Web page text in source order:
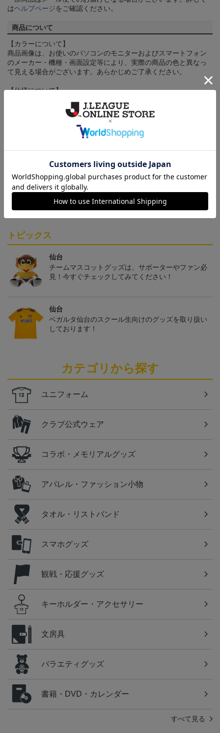
はヘルプページをご確認ください。
商品について
【カラーについて】
商品画像は、お使いのパソコンのモニターおよびスマートフォン
のメーカー・機種・画面設定等により、実際の商品の色と異なっ
て見える場合がございます。あらかじめご了承ください。
【仕様について】
告なく変更になることがございます。
ギフト対応について
ヘルプページ
トピックス
仙台
チームマスコットグッズは、サポーターやファン必
見！今すぐチェックしてみてください！
仙台
ベガルタ仙台のスクール生向けのグッズを取り扱い
しております！
カテゴリから探す
ユニフォーム
クラブ公式ウェア
コラボ・メモリアルグッズ
アパレル・ファッション小物
タオル・リストバンド
スマホグッズ
観戦・応援グッズ
キーホルダー・アクセサリー
文房具
バラエティグッズ
書籍・DVD・カレンダー
すべて見る